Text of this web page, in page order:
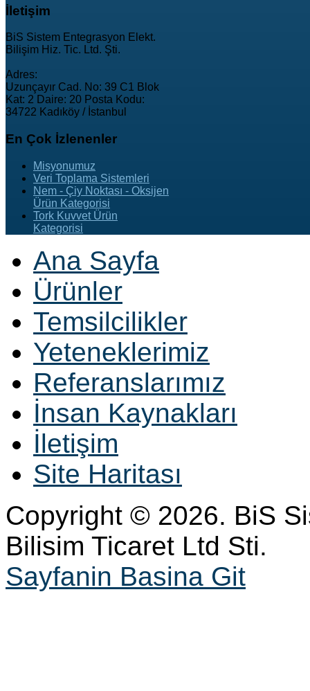
İletişim
BiS Sistem Entegrasyon Elekt.
Bilişim Hiz. Tic. Ltd. Şti.
Adres:
Uzunçayır Cad. No: 39 C1 Blok
Kat: 2 Daire: 20 Posta Kodu:
34722 Kadıköy / İstanbul
En Çok İzlenenler
Misyonumuz
Veri Toplama Sistemleri
Nem - Çiy Noktası - Oksijen
Ürün Kategorisi
Tork Kuvvet Ürün
Kategorisi
Ana Sayfa
Ürünler
Temsilcilikler
Yeteneklerimiz
Referanslarımız
İnsan Kaynakları
İletişim
Site Haritası
Copyright © 2026. BiS
Bilisim Ticaret Ltd Sti.
Sayfanin Basina Git